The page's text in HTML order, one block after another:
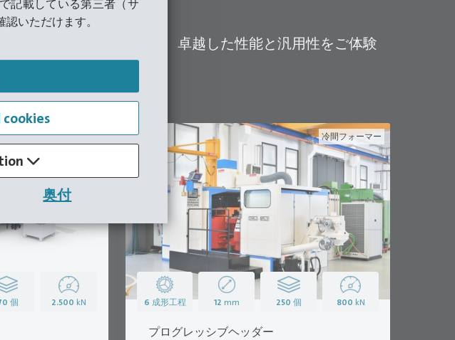
記載している第三者（サ
いただけます。
奥付
あらゆる用途において、卓越した性能と汎用性をご体験
冷間フォーマー
個 2.500 kN
冷間フォーマー
6 成形工程 12 mm 250 個 800 kN
プログレッシブヘッダー